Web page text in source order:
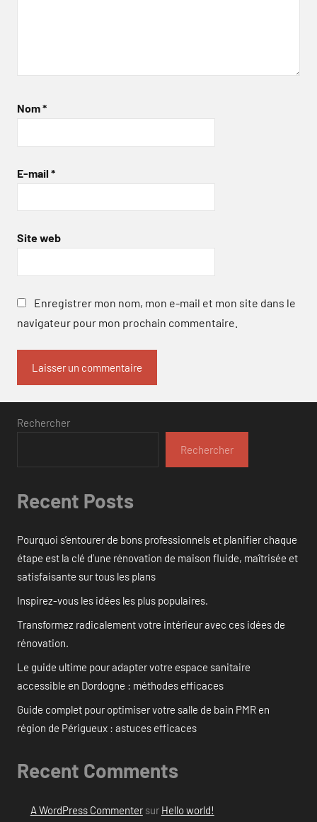
Nom*
E-mail *
Site web
Enregistrer mon nom, mon e-mail et mon site dans le
navigateur pour mon prochain commentaire.
Rechercher
Rechercher
Recent Posts
Pourquoi s’entourer de bons professionnels et planifier chaque
étape est la clé d’une rénovation de maison fluide, maîtrisée et
satisfaisante sur tous les plans
Inspirez-vous les idées les plus populaires.
Transformez radicalement votre intérieur avec ces idées de
rénovation.
Le guide ultime pour adapter votre espace sanitaire
accessible en Dordogne : méthodes efficaces
Guide complet pour optimiser votre salle de bain PMR en
région de Périgueux : astuces efficaces
Recent Comments
A WordPress Commentersur Hello world!